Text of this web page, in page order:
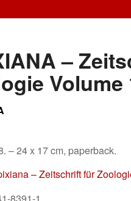
–
Volume
– 24 x 17 cm, paperback.
– Zeitschrift für
8391-1